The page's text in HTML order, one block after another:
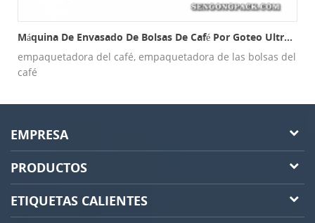
Máquina De Envasado De Bolsas De Café Por Goteo Ultrasónico C19d Interior Y Exterior
empaquetadora del café, empaquetadora de las bolsas del
café
EMPRESA
PRODUCTOS
ETIQUETAS CALIENTES